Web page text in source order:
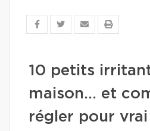
10 petits
maison… et
régler pour vrai